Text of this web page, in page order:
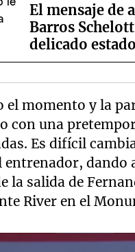
El mensaje de
Barros
delicado
el momento y la
con una
Es difícil
entrenador, dando
la salida de
River en el